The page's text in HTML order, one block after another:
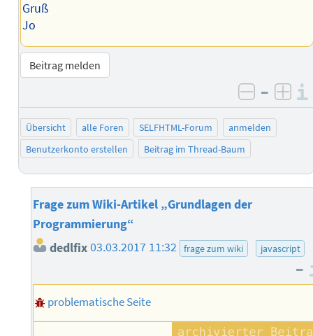
Gruß
Jo
Beitrag melden
negativ
–
Übersicht alle Foren SELFHTML-Forum
anmelden
Benutzerkonto erstellen
Beitrag im Thread-Baum
Frage zum Wiki-Artikel „Grundlagen der
Programmierung“
dedlfix03.03.2017 11:32 frage zum wiki javascript
–
problematische Seite